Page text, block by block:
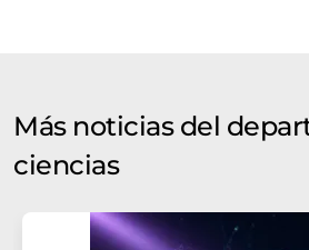
Más noticias del
ciencias